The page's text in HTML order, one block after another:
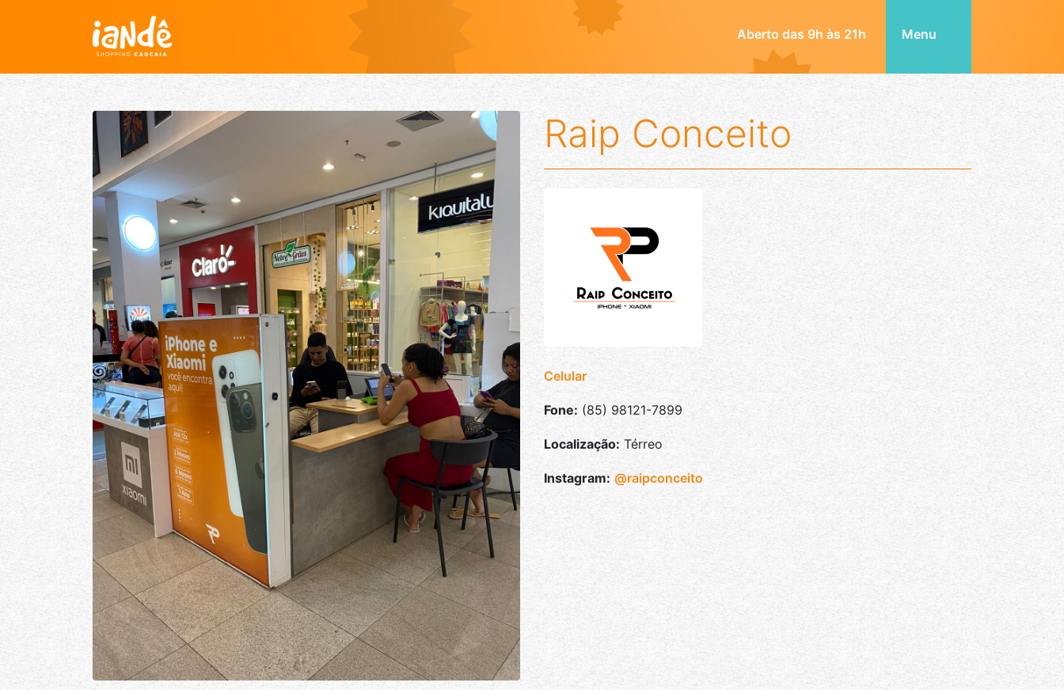
Aberto das 9h às 21h Menu
Raip Conceito
Celular
Fone: (85) 98121-7899
Localização: Térreo
Instagram: @raipconceito